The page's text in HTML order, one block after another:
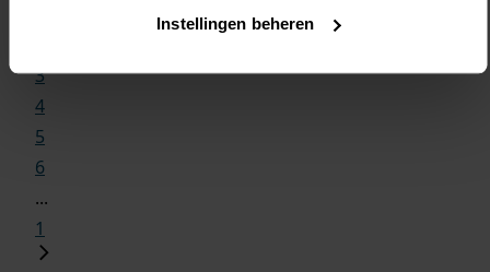
Instellingen beheren
3
4
5
6
...
1